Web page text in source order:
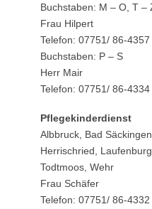
Buchstaben: M – O, T –
Frau Hilpert
Telefon: 07751/ 86-4357
Buchstaben: P – S
Herr Mair
Telefon: 07751/ 86-4334
Pflegekinderdienst
Albbruck, Bad
Herrischried,
Todtmoos, Wehr
Frau Schäfer
Telefon: 07751/ 86-4332